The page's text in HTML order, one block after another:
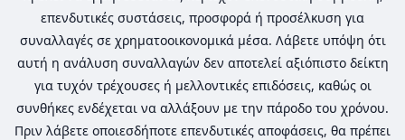
επενδυτικές συστάσεις, προσφορά ή προσέλκυση για
συναλλαγές σε χρηματοοικονομικά μέσα. Λάβετε υπόψη ότι
αυτή η ανάλυση συναλλαγών δεν αποτελεί αξιόπιστο δείκτη
για τυχόν τρέχουσες ή μελλοντικές επιδόσεις, καθώς οι
συνθήκες ενδέχεται να αλλάξουν με την πάροδο του χρόνου.
Πριν λάβετε οποιεσδήποτε επενδυτικές αποφάσεις, θα πρέπει